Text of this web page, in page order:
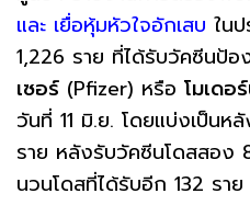
และ เยื่อหุ้มหัวใจอักเสบ ใน
1,226 ราย ที่ได้รับวัคซีนป้อ
เซอร์ (Pfizer) หรือ โมเดอ
วันที่ 11 มิ.ย. โดยแบ่งเป็น
ราย หลังรับวัคซีนโดสสอง
นวนโดสที่ได้รับอีก 132 ราย